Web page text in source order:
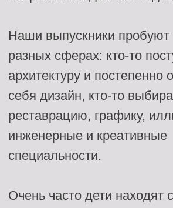
Очень часто дети находят своё
колледже или вузе — знакомясь с
новыми предметами, людьми и опытом.
И наша задача — показать, насколько
широки возможности, которые даёт
умение рисовать и художественное
Мы хотим разрушить стереотип о
творческие навыки востребованы в
только видеть направления — и не